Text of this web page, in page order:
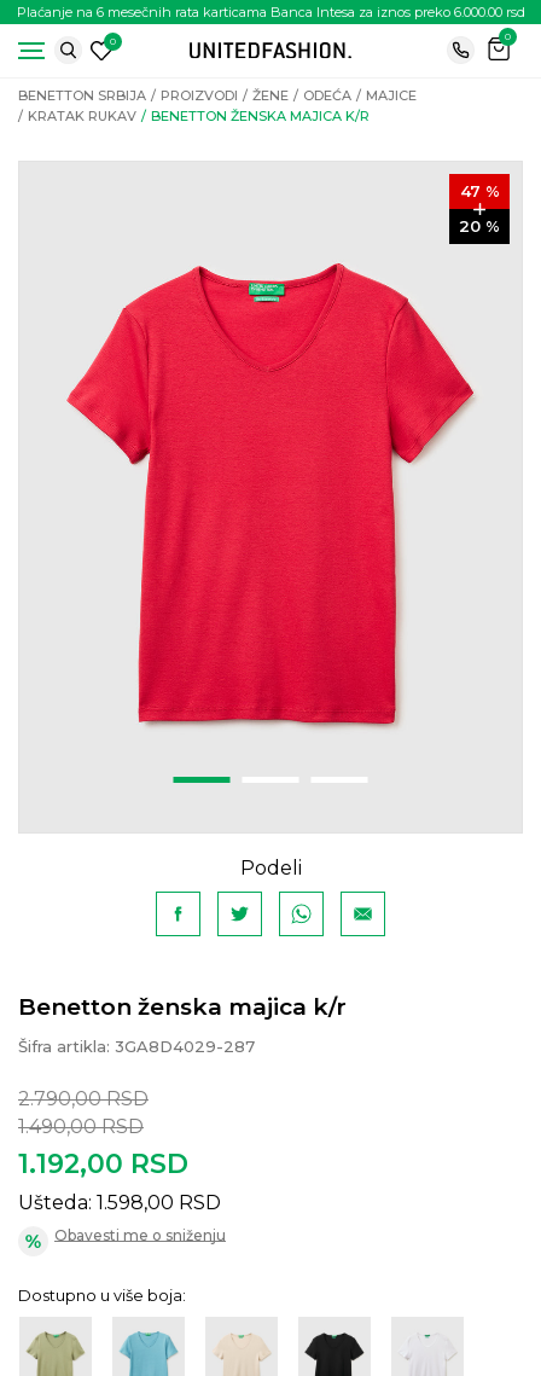
Plaćanje na 6 mesečnih rata karticama Banca Intesa za iznos preko 6.000.00 rsd
0
0
BENETTON SRBIJA PROIZVODI ŽENE ODEĆA
MAJICE
KRATAK RUKAV
BENETTON ŽENSKA MAJICA K/R
47 %
20 %
Podeli
Benetton ženska majica k/r
Šifra artikla: 3GA8D4029-287
2.790,00 RSD
1.490,00 RSD
1.192,00 RSD
Ušteda: 1.598,00 RSD
Obavesti me o sniženju
Dostupno u više boja: